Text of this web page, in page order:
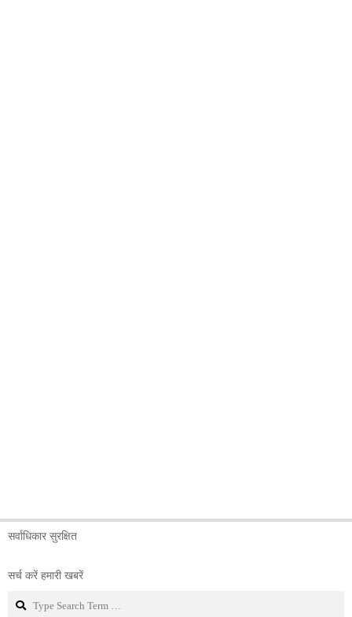
सर्वाधिकार सुरक्षित
सर्च करें हमारी खबरें